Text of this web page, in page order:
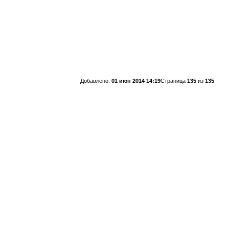
Страница 135из 135
Добавлено: 01 июн 2014 14:19